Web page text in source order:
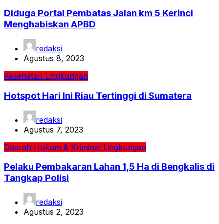
Diduga Portal Pembatas Jalan km 5 Kerinci
Menghabiskan APBD
redaksi
Agustus 8, 2023
Kesehatan Lingkungan
Hotspot Hari Ini Riau Tertinggi di Sumatera
redaksi
Agustus 7, 2023
Daerah Hukum & Kriminal Lingkungan
Pelaku Pembakaran Lahan 1,5 Ha di Bengkalis di
Tangkap Polisi
redaksi
Agustus 2, 2023